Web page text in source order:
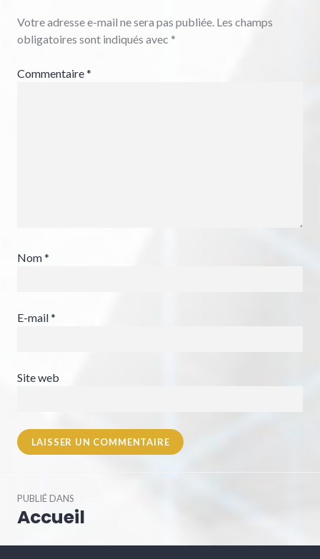
Votre adresse e-mail ne sera pas publiée. Les champs
obligatoires sont indiqués avec *
Commentaire*
Nom*
E-mail*
Site web
dePUBLIÉ DANS
Accueil